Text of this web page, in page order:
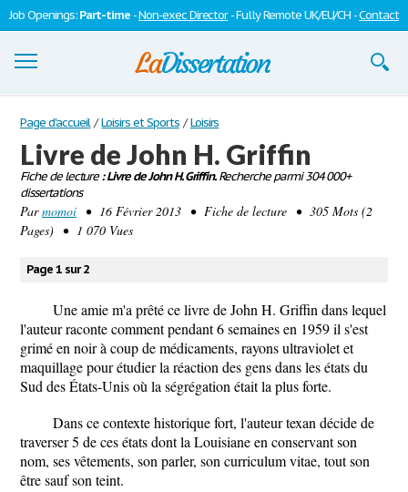
Job Openings:Part-time -Non-exec Director- Fully Remote UK/EU/CH -Contact
Dissertations
S'inscrire
Se connecter
Contactez-nous
Page d'accueil / Loisirs et Sports / Loisirs
Livre de John H. Griffin
Fiche de lecture: Livre de John H. Griffin.Recherche parmi 304 000+
dissertations
Parmomoi • 16 Février 2013 • Fiche de lecture • 305 Mots (2
Pages) • 1 070 Vues
Page 1 sur 2
Une amie m'a prêté ce livre de John H. Griffin dans lequel
l'auteur raconte comment pendant 6 semaines en 1959 il s'est
grimé en noir à coup de médicaments, rayons ultraviolet et
maquillage pour étudier la réaction des gens dans les états du
Sud des États-Unis où la ségrégation était la plus forte.
Dans ce contexte historique fort, l'auteur texan décide de
traverser 5 de ces états dont la Louisiane en conservant son
nom, ses vêtements, son parler, son curriculum vitae, tout son
être sauf son teint.